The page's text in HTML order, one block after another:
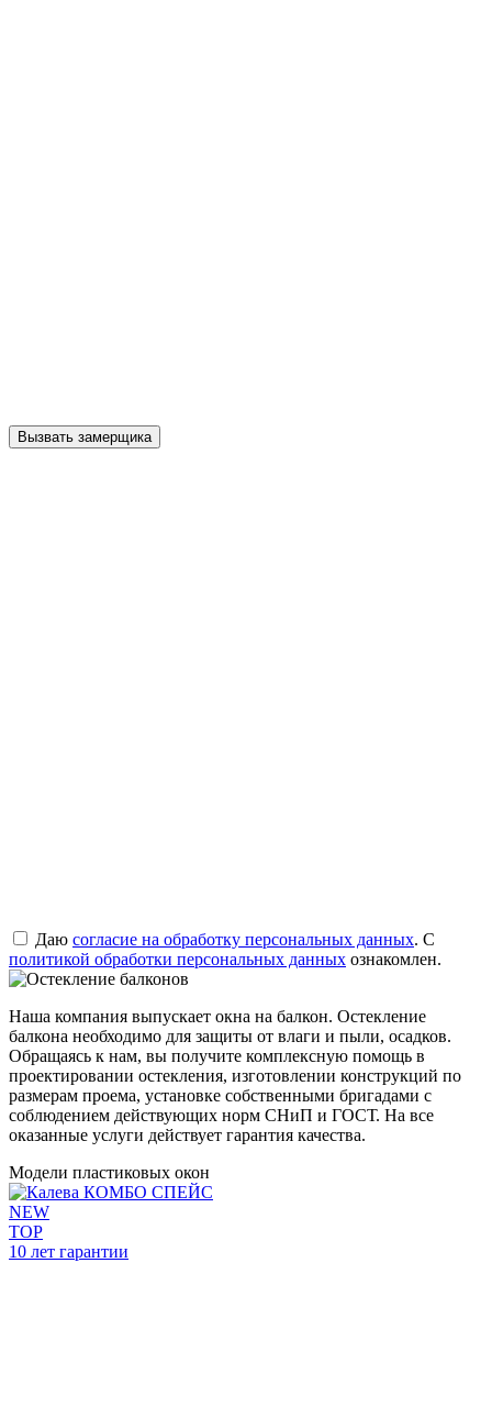
Даю согласие на обработку персональных данных. С
политикой обработки персональных данных ознакомлен.
Наша компания выпускает окна на балкон. Остекление
балкона необходимо для защиты от влаги и пыли, осадков.
Обращаясь к нам, вы получите комплексную помощь в
проектировании остекления, изготовлении конструкций по
размерам проема, установке собственными бригадами с
соблюдением действующих норм СНиП и ГОСТ. На все
оказанные услуги действует гарантия качества.
Модели пластиковых окон
NEW
TOP
10 лет гарантии